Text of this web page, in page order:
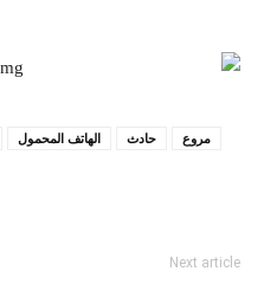
الهاتف المحمول حادث
مروع
Next article